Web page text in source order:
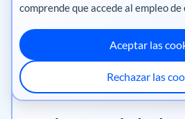
comprende que accede al empleo de
Aceptar las
Rechazar las